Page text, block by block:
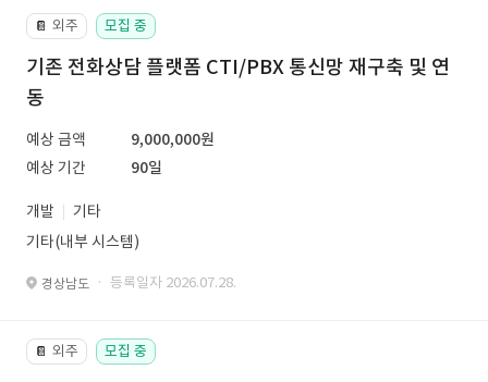
📔 외주 모집 중
기존 전화상담 플랫폼 CTI/PBX 통신망 재구축 및 연
동
예상 금액
9,000,000원
예상 기간
90일
개발
기타
기타(내부 시스템)
경상남도 · 등록일자 2026.07.28.
📔 외주 모집 중